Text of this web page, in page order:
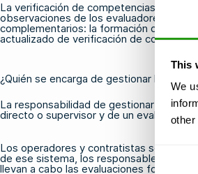
This
We
other
Consent
Selection
La verificación de competencias, por el
observaciones de los evaluadores y
complementarios: la formación
actualizado de verificación de
¿Quién se encarga de gestionar la
La responsabilidad de gestionar la
directo o supervisor y de un evaluador
Los operadores y contratistas son
de ese sistema, los responsables
llevan a cabo las evaluaciones formales.